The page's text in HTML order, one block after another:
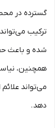
گسترده در
ترکیب
شده و باعث
همچنین،
می‌تواند
دهد.